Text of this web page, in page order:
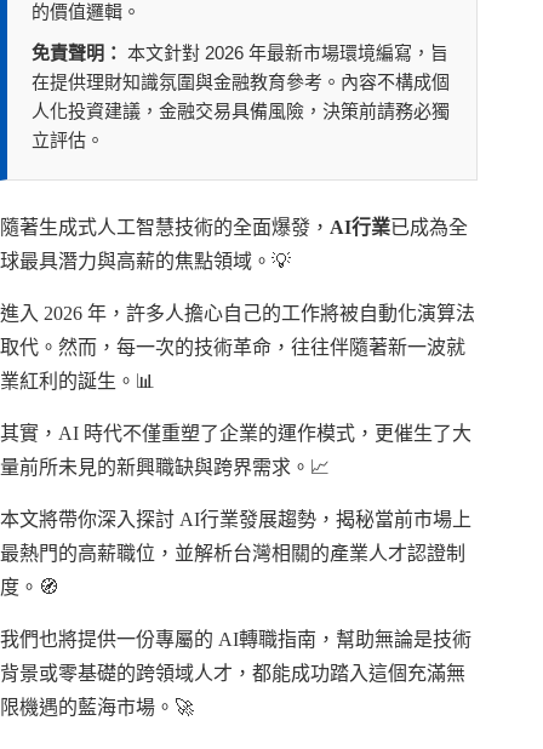
的價值邏輯。
免責聲明： 本文針對 2026 年最新市場環境編寫，旨
在提供理財知識氛圍與金融教育參考。內容不構成個
人化投資建議，金融交易具備風險，決策前請務必獨
立評估。
隨著生成式人工智慧技術的全面爆發， AI行業已成為全
球最具潛力與高薪的焦點領域。💡
進入 2026 年，許多人擔心自己的工作將被自動化演算法
取代。然而，每一次的技術革命，往往伴隨著新一波就
業紅利的誕生。📊
其實，AI 時代不僅重塑了企業的運作模式，更催生了大
量前所未見的新興職缺與跨界需求。📈
本文將帶你深入探討 AI行業發展趨勢，揭秘當前市場上
最熱門的高薪職位，並解析台灣相關的產業人才認證制
度。🧭
我們也將提供一份專屬的 AI轉職指南，幫助無論是技術
背景或零基礎的跨領域人才，都能成功踏入這個充滿無
限機遇的藍海市場。🚀